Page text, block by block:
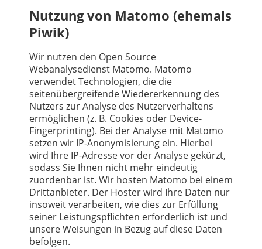
Nutzung von Matomo (ehemals
Piwik)
Wir nutzen den Open Source
Webanalysedienst Matomo. Matomo
verwendet Technologien, die die
seitenübergreifende Wiedererkennung des
Nutzers zur Analyse des Nutzerverhaltens
ermöglichen (z. B. Cookies oder Device-
Fingerprinting). Bei der Analyse mit Matomo
setzen wir IP-Anonymisierung ein. Hierbei
wird Ihre IP-Adresse vor der Analyse gekürzt,
sodass Sie Ihnen nicht mehr eindeutig
zuordenbar ist. Wir hosten Matomo bei einem
Drittanbieter. Der Hoster wird Ihre Daten nur
insoweit verarbeiten, wie dies zur Erfüllung
seiner Leistungspflichten erforderlich ist und
unsere Weisungen in Bezug auf diese Daten
befolgen.